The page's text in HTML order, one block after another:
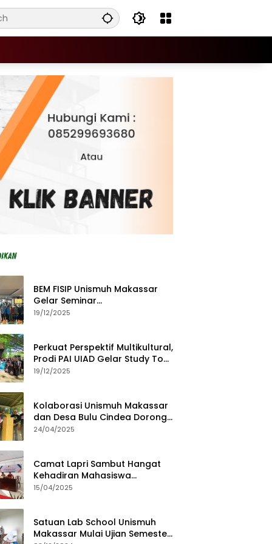
BEM FISIP Unismuh Makassar
Gelar Seminar
Keperempuanan, Bahas
19/12/2025
Perkuat Perspektif Multikultural,
Prodi PAI UIAD Gelar Study Tour
ke Kajang
19/12/2025
Kolaborasi Unismuh Makassar
dan Desa Bulu Cindea Dorong
Sentra Garam Industri
24/04/2025
Camat Lapri Sambut Hangat
Kehadiran Mahasiswa
PoltekMu
15/04/2025
Satuan Lab School Unismuh
Makassar Mulai Ujian Semester,